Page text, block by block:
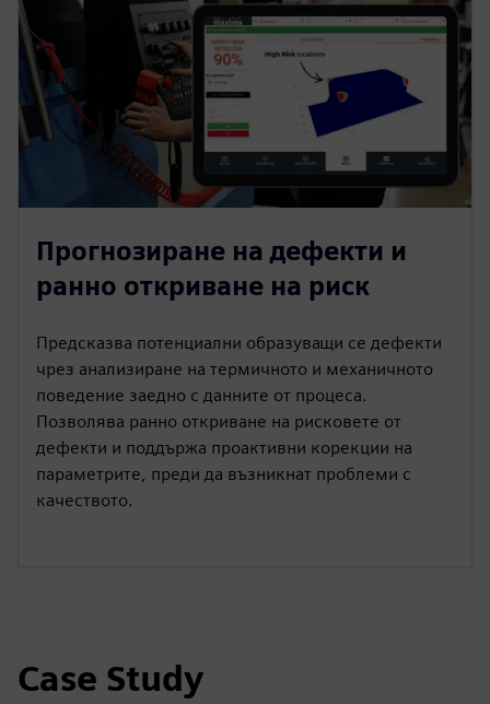
Прогнозиране на дефекти и
ранно откриване на риск
Предсказва потенциални образуващи се дефекти
чрез анализиране на термичното и механичното
поведение заедно с данните от процеса.
Позволява ранно откриване на рисковете от
дефекти и поддържа проактивни корекции на
параметрите, преди да възникнат проблеми с
качеството.
Case Study